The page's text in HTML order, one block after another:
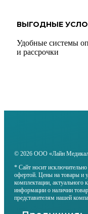
ВЫГОДНЫЕ
Удобные системы
и рассрочки
© 2026 ООО «Лайн
* Сайт носит
офертой. Цены на товары и
комплектации,
информации о наличии
представителям нашей